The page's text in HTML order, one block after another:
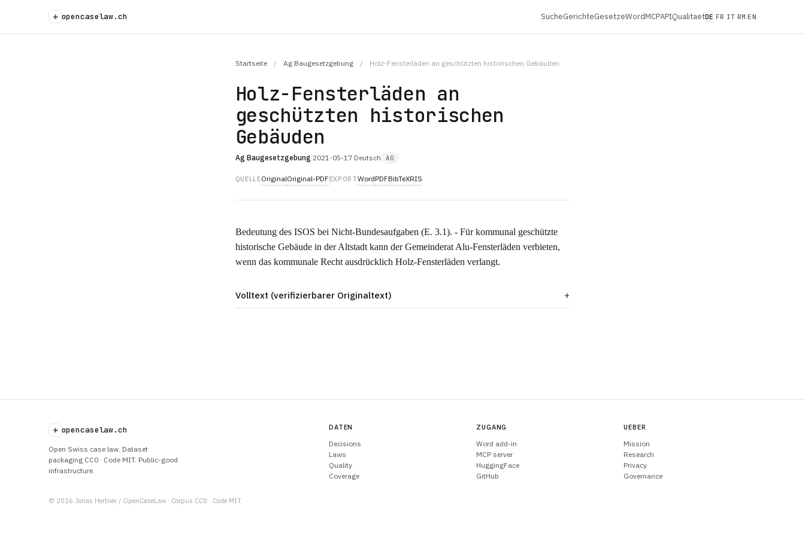
+ opencaselaw.ch SucheGerichteGesetzeWordMCPAPIQualitaetDE FR IT RM EN
Startseite / Ag Baugesetzgebung / Holz-Fensterläden an geschützten historischen Gebäuden
Holz-Fensterläden an
geschützten historischen
Gebäuden
Ag Baugesetzgebung·2021-05-17·Deutsch AG
QUELLEOriginalOriginal-PDF EXPORTWordPDFBibTeXRIS
Bedeutung des ISOS bei Nicht-Bundesaufgaben (E. 3.1). - Für kommunal geschützte
historische Gebäude in der Altstadt kann der Gemeinderat Alu-Fensterläden verbieten,
wenn das kommunale Recht ausdrücklich Holz-Fensterläden verlangt.
Volltext (verifizierbarer Originaltext)
+ opencaselaw.ch
Open Swiss case law. Dataset
packaging CC0 · Code MIT. Public-good
infrastructure.
DATEN
Decisions
Laws
Quality
Coverage
ZUGANG
Word add-in
MCP server
HuggingFace
GitHub
UEBER
Mission
Research
Privacy
Governance
© 2026 Jonas Hertner / OpenCaseLaw · Corpus CC0 · Code MIT